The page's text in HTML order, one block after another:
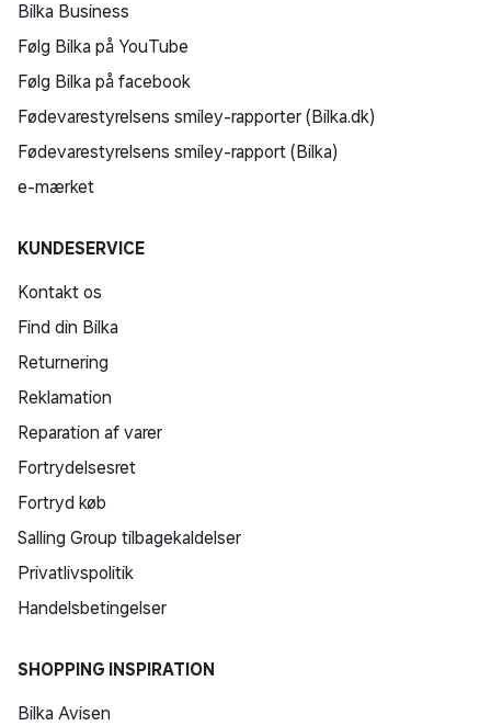
Bilka Business
Følg Bilka på YouTube
Følg Bilka på facebook
Fødevarestyrelsens smiley-rapporter (Bilka.dk)
Fødevarestyrelsens smiley-rapport (Bilka)
e-mærket
KUNDESERVICE
Kontakt os
Find din Bilka
Returnering
Reklamation
Reparation af varer
Fortrydelsesret
Fortryd køb
Salling Group tilbagekaldelser
Privatlivspolitik
Handelsbetingelser
SHOPPING INSPIRATION
Bilka Avisen